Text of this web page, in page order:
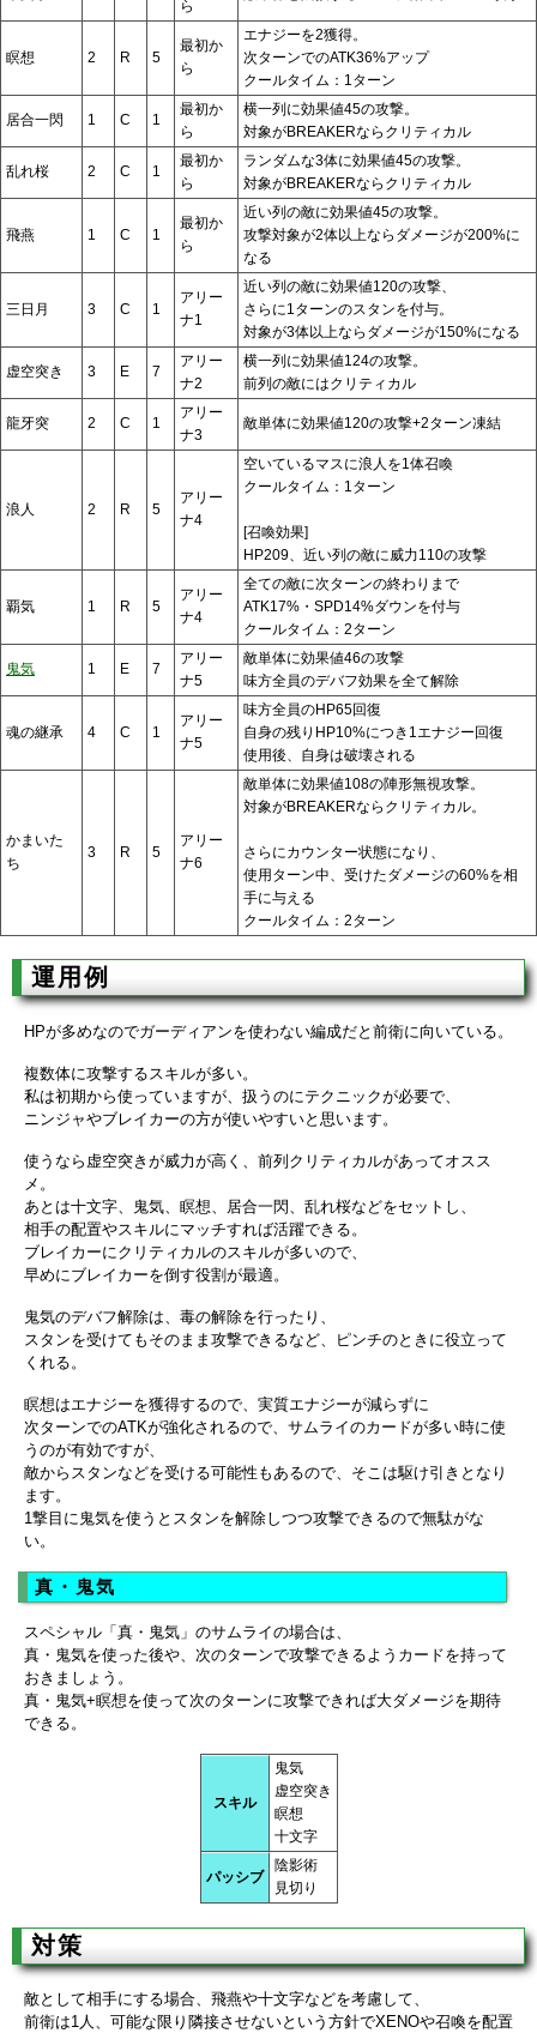
ら
瞑想 2 R 5
最初か
ら
エナジーを2獲得。
次ターンでのATK36%アップ
クールタイム：1ターン
居合一閃 1 C 1
最初か
ら
横一列に効果値45の攻撃。
対象がBREAKERならクリティカル
乱れ桜 2 C 1
最初か
ら
ランダムな3体に効果値45の攻撃。
対象がBREAKERならクリティカル
飛燕 1 C 1
最初か
ら
近い列の敵に効果値45の攻撃。
攻撃対象が2体以上ならダメージが200%に
なる
三日月 3 C 1
アリー
ナ1
近い列の敵に効果値120の攻撃、
さらに1ターンのスタンを付与。
対象が3体以上ならダメージが150%になる
虚空突き 3 E 7
アリー
ナ2
横一列に効果値124の攻撃。
前列の敵にはクリティカル
龍牙突 2 C 1
アリー
ナ3
敵単体に効果値120の攻撃+2ターン凍結
浪人 2 R 5
アリー
ナ4
空いているマスに浪人を1体召喚
クールタイム：1ターン
[召喚効果]
HP209、近い列の敵に威力110の攻撃
覇気 1 R 5
アリー
ナ4
全ての敵に次ターンの終わりまで
ATK17%・SPD14%ダウンを付与
クールタイム：2ターン
鬼気 1 E 7
アリー
ナ5
敵単体に効果値46の攻撃
味方全員のデバフ効果を全て解除
魂の継承 4 C 1
アリー
ナ5
味方全員のHP65回復
自身の残りHP10%につき1エナジー回復
使用後、自身は破壊される
かまいた
ち
3 R 5
アリー
ナ6
敵単体に効果値108の陣形無視攻撃。
対象がBREAKERならクリティカル。
さらにカウンター状態になり、
使用ターン中、受けたダメージの60%を相
手に与える
クールタイム：2ターン
運用例
HPが多めなのでガーディアンを使わない編成だと前衛に向いている。
複数体に攻撃するスキルが多い。
私は初期から使っていますが、扱うのにテクニックが必要で、
ニンジャやブレイカーの方が使いやすいと思います。
使うなら虚空突きが威力が高く、前列クリティカルがあってオスス
メ。
あとは十文字、鬼気、瞑想、居合一閃、乱れ桜などをセットし、
相手の配置やスキルにマッチすれば活躍できる。
ブレイカーにクリティカルのスキルが多いので、
早めにブレイカーを倒す役割が最適。
鬼気のデバフ解除は、毒の解除を行ったり、
スタンを受けてもそのまま攻撃できるなど、ピンチのときに役立って
くれる。
瞑想はエナジーを獲得するので、実質エナジーが減らずに
次ターンでのATKが強化されるので、サムライのカードが多い時に使
うのが有効ですが、
敵からスタンなどを受ける可能性もあるので、そこは駆け引きとなり
ます。
1撃目に鬼気を使うとスタンを解除しつつ攻撃できるので無駄がな
い。
真・鬼気
スペシャル「真・鬼気」のサムライの場合は、
真・鬼気を使った後や、次のターンで攻撃できるようカードを持って
おきましょう。
真・鬼気+瞑想を使って次のターンに攻撃できれば大ダメージを期待
できる。
スキル
鬼気
虚空突き
瞑想
十文字
パッシブ
陰影術
見切り
対策
敵として相手にする場合、飛燕や十文字などを考慮して、
前衛は1人、可能な限り隣接させないという方針でXENOや召喚を配置